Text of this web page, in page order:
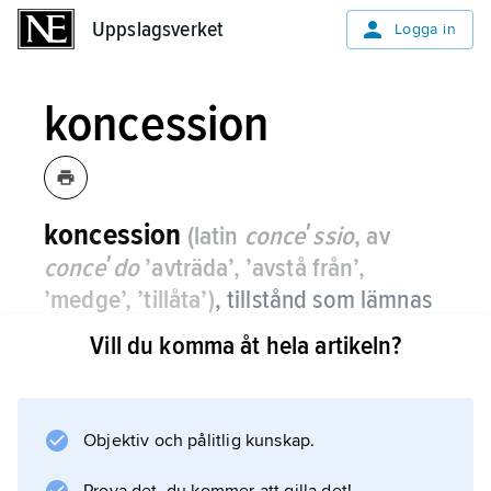
Uppslagsverket Logga in
koncession
koncession (latin conceʹssio, av
conceʹdo’avträda’, ’avstå från’,
’medge’, ’tillåta’),tillstånd som lämnas
av myndighet att bedriva viss
verksamhet eller näring.
om den planerade verksamheten är behövlig
Vill du komma åt hela artikeln?
Objektiv och pålitlig kunskap.